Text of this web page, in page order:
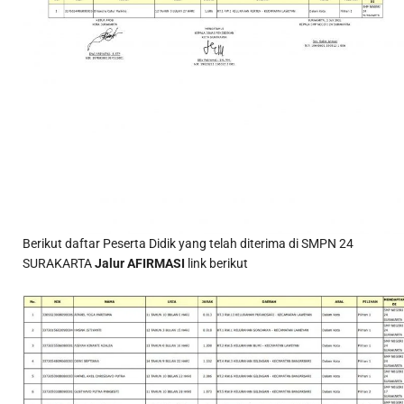
Berikut daftar Peserta Didik yang telah diterima di SMPN 24
SURAKARTAJalur AFIRMASI link berikut